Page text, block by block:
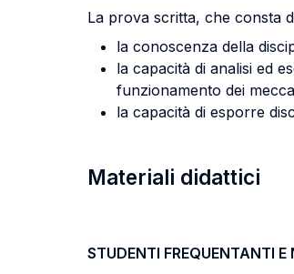
La prova scritta, che consta
la conoscenza della
la capacità di analisi ed
funzionamento dei
la capacità di esporre
Materiali didattici
STUDENTI FREQUENTANTI E